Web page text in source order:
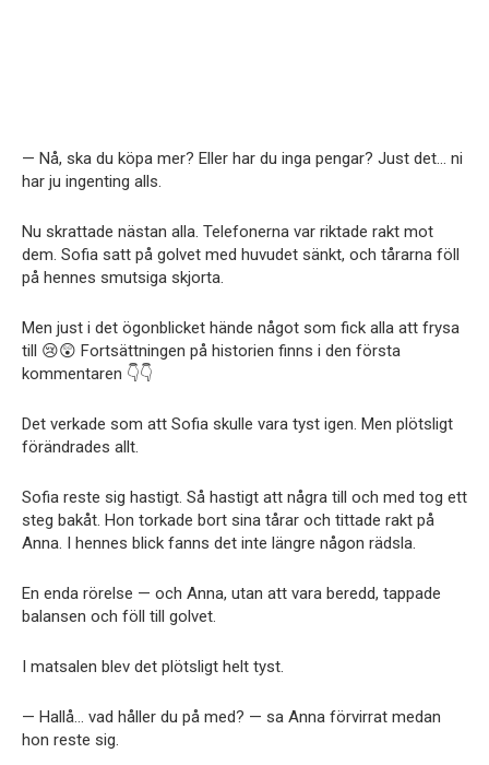
— Nå, ska du köpa mer? Eller har du inga pengar? Just det… ni
har ju ingenting alls.
Nu skrattade nästan alla. Telefonerna var riktade rakt mot
dem. Sofia satt på golvet med huvudet sänkt, och tårarna föll
på hennes smutsiga skjorta.
Men just i det ögonblicket hände något som fick alla att frysa
till 😢😲 Fortsättningen på historien finns i den första
kommentaren 👇👇
Det verkade som att Sofia skulle vara tyst igen. Men plötsligt
förändrades allt.
Sofia reste sig hastigt. Så hastigt att några till och med tog ett
steg bakåt. Hon torkade bort sina tårar och tittade rakt på
Anna. I hennes blick fanns det inte längre någon rädsla.
En enda rörelse — och Anna, utan att vara beredd, tappade
balansen och föll till golvet.
I matsalen blev det plötsligt helt tyst.
— Hallå… vad håller du på med? — sa Anna förvirrat medan
hon reste sig.